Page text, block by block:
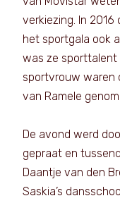
verkiezing. In
het sportgala ook
was ze sporttalent
sportvrouw waren
van Ramele
De avond werd
gepraat en
Daantje van den
Saskia’s